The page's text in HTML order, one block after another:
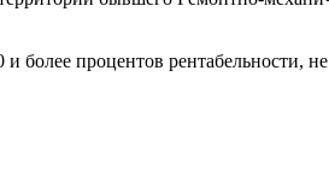
более процентов рентабельности,